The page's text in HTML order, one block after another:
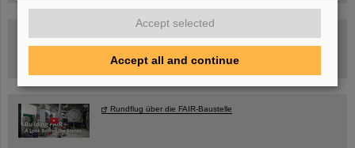
Rundflug über die FAIR-Baustelle
Accept selected
Accept all and continue